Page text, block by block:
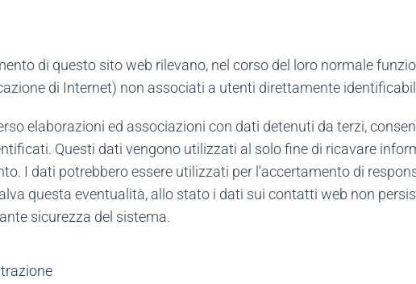
di questo sito web rilevano, nel corso del loro normale
di Internet) non associati a utenti direttamente
elaborazioni ed associazioni con dati detenuti da terzi,
Questi dati vengono utilizzati al solo fine di ricavare
I dati potrebbero essere utilizzati per l'accertamento di
questa eventualità, allo stato i dati sui contatti web non
sicurezza del sistema.